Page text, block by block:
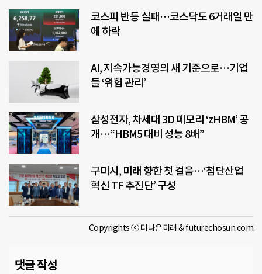
코스피 반등 실패…코스닥도 6거래일 만
에 하락
AI, 지속가능경영의 새 기준으로…기업
들 ‘위험 관리’
삼성전자, 차세대 3D 메모리 ‘zHBM’ 공
개…“HBM5 대비 성능 8배”
구미시, 미래 향한 첫 걸음…‘첨단산업
혁신 TF 추진단’ 구성
Copyrights ⓒ 더나은미래 & futurechosun.com
댓글 작성